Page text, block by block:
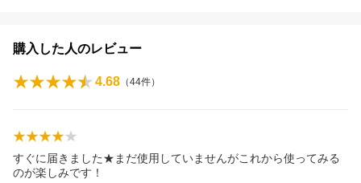
購入した人のレビュー
4.68 （44件）
すぐに届きました★まだ使用していませんがこれから使ってみる
のが楽しみです！